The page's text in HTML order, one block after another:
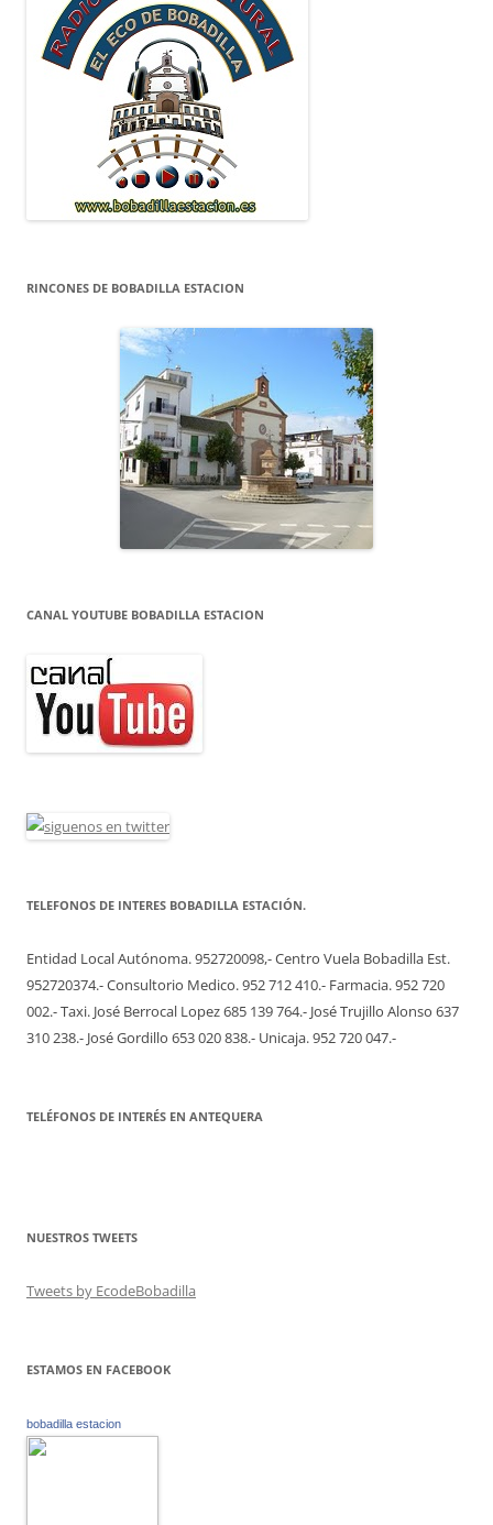
RINCONES DE BOBADILLA ESTACION
CANAL YOUTUBE BOBADILLA ESTACION
TELEFONOS DE INTERES BOBADILLA ESTACIÓN.
Entidad Local Autónoma. 952720098,- Centro Vuela Bobadilla Est.
952720374.- Consultorio Medico. 952 712 410.- Farmacia. 952 720
002.- Taxi. José Berrocal Lopez 685 139 764.- José Trujillo Alonso 637
310 238.- José Gordillo 653 020 838.- Unicaja. 952 720 047.-
TELÉFONOS DE INTERÉS EN ANTEQUERA
NUESTROS TWEETS
Tweets by EcodeBobadilla
ESTAMOS EN FACEBOOK
bobadilla estacion